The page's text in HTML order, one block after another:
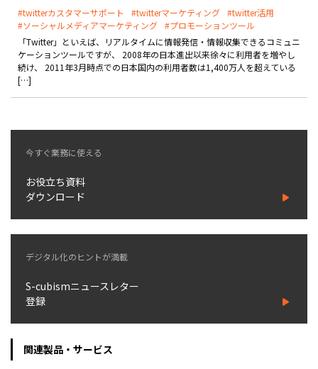
費用
製品
特長
ECと通販の連動を可能に
EC運用支援
継続的に結果を出し続けるECサイトへ
スクラッチ開発
内製化支援
導入事例
#twitterカスタマーサポート
#twitterマーケティング #twitter活用
#ソーシャルメディアマーケティング #プロモーションツール
「Twitter」といえば、リアルタイムに情報発信・情報収集できるコミュニ
ケーションツールですが、 2008年の日本進出以来徐々に利用者を増やし
続け、 2011年3月時点での日本国内の利用者数は1,400万人を超えている
[…]
今すぐ業務に使える
お役立ち資料
ダウンロード
デジタル化のヒントが満載
S-cubismニュースレター
登録
関連製品・サービス